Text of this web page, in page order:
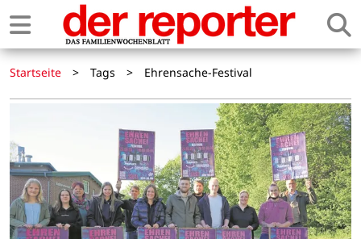
Startseite > Tags > Ehrensache-Festival